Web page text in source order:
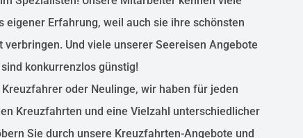
eigener Erfahrung, weil auch sie ihre schönsten
verbringen. Und viele unserer Seereisen Angebote
sind konkurrenzlos günstig!
oder Neulinge, wir haben für jeden
Kreuzfahrten und eine Vielzahl unterschiedlicher
Sie durch unsere Kreuzfahrten-Angebote und